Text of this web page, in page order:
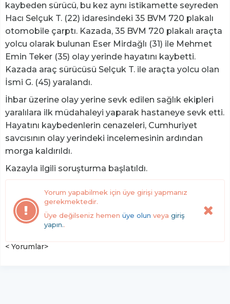
kaybeden sürücü, bu kez aynı istikamette seyreden
Hacı Selçuk T. (22) idaresindeki 35 BVM 720 plakalı
otomobile çarptı. Kazada, 35 BVM 720 plakalı araçta
yolcu olarak bulunan Eser Mirdağlı (31) ile Mehmet
Emin Teker (35) olay yerinde hayatını kaybetti.
Kazada araç sürücüsü Selçuk T. ile araçta yolcu olan
İsmi G. (45) yaralandı.
İhbar üzerine olay yerine sevk edilen sağlık ekipleri
yaralılara ilk müdahaleyi yaparak hastaneye sevk etti.
Hayatını kaybedenlerin cenazeleri, Cumhuriyet
savcısının olay yerindeki incelemesinin ardından
morga kaldırıldı.
Kazayla ilgili soruşturma başlatıldı.
Yorum yapabilmek için üye girişi yapmanız
gerekmektedir.
Üye değilseniz hemen üye olun veya giriş
yapın..
< Yorumlar>